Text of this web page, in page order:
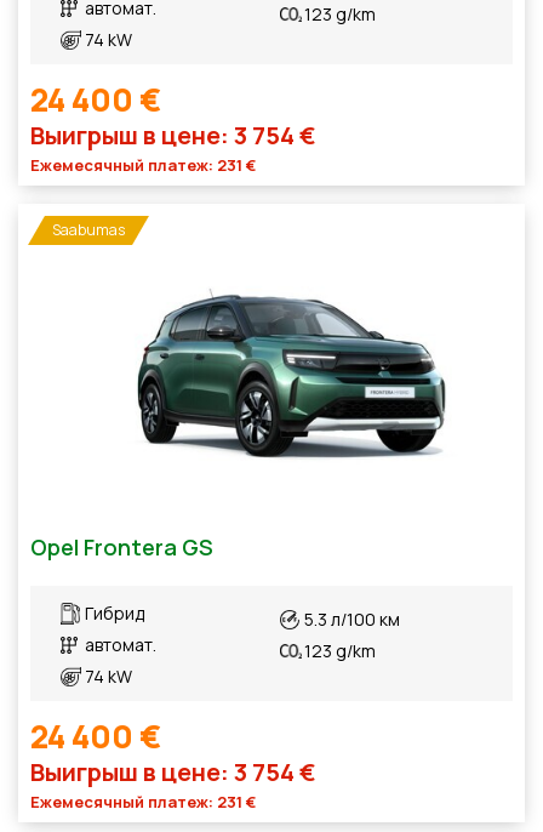
автомат.
74 kW
123 g/km
24 400 €
Выигрыш в цене: 3 754 €
Ежемесячный платеж: 231 €
Saabumas
Opel Frontera GS
Гибрид
автомат.
74 kW
5.3 л/100 км
123 g/km
24 400 €
Выигрыш в цене: 3 754 €
Ежемесячный платеж: 231 €